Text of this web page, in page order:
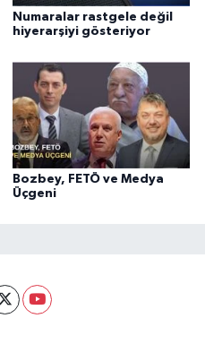
Numaralar rastgele değil
hiyerarşiyi gösteriyor
Bozbey, FETÖ ve Medya
Üçgeni